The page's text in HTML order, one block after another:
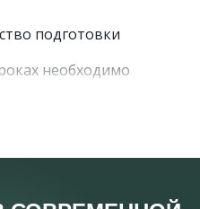
подготовки
необходимо
с большим
на школьных уроках